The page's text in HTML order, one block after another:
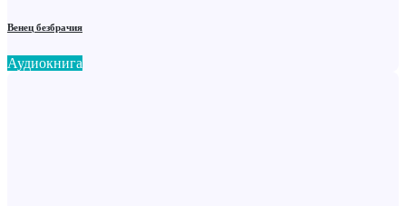
Венец безбрачия
Аудиокнига